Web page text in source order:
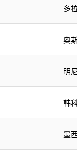
多
奥
明
韩
墨